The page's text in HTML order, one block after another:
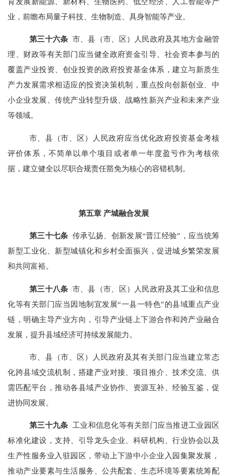
业，前瞻布局量子科技、生物制造、具身智能等产业。
第三十六条 市、县（市、区）人民政府及其地方金融管
理、财政等有关部门应当健全政府资金引导、社会资本参与的
覆盖产业投资、创业投资的政府投资基金体系，建立与新质生
产力发展需求相适应的投资决策机制，重点投向创新创业、中
小企业发展、传统产业转型升级、战略性新兴产业和未来产业
等领域。
市、县（市、区）人民政府应当优化政府投资基金考核
评价体系，不简单以单个项目或者单一年度盈亏作为考核依
据，建立健全以尽职合规责任豁免为核心的容错机制。
第五章 产城融合发展
第三十七条传承弘扬、创新发展“晋江经验”，应当统筹
新型工业化、新型城镇化和乡村全面振兴，促进城乡繁荣发展
和共同富裕。
第三十八条 市、县（市、区）人民政府及其工业和信息
化等有关部门应当因地制宜发展“一县一特色”的县域重点产业
链，明确主导产业方向，引导产业链上下游合作和跨产业融合
发展，提升县域经济可持续发展能力。
市、县（市、区）人民政府及其有关部门应当建立常态
化跨县域交流机制，搭建产业对接、项目推介、技术交流、供
需匹配平台，推动各县域产业协作、资源互补、经验互鉴，促
进协同发展。
第三十九条 工业和信息化等有关部门应当推进工业园区
标准化建设，支持、引导龙头企业、 科研机构、行业协会以及
生产性服务业 入驻园区，带动上下游中小企业入园集聚发展，
推动产业要素与生活服务、公共配套、生态环境等要素统筹配